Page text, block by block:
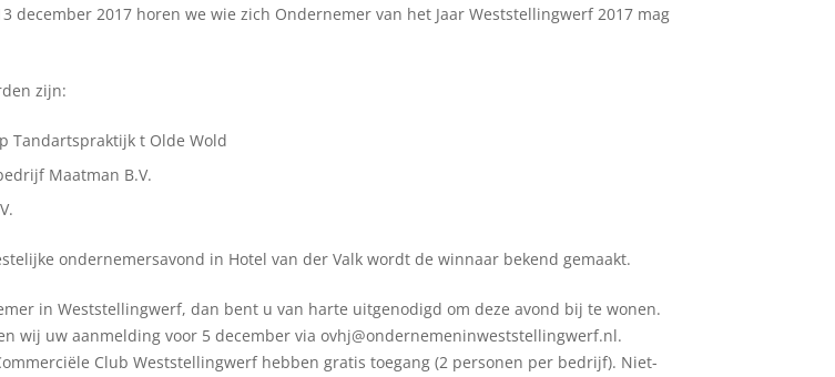
december 2017 horen we wie zich Ondernemer van het Jaar Weststellingwerf 2017 mag
zijn:
Tandartspraktijk t Olde Wold
Maatman B.V.
ondernemersavond in Hotel van der Valk wordt de winnaar bekend gemaakt.
in Weststellingwerf, dan bent u van harte uitgenodigd om deze avond bij te wonen.
wij uw aanmelding voor 5 december via ovhj@ondernemeninweststellingwerf.nl.
Club Weststellingwerf hebben gratis toegang (2 personen per bedrijf). Niet-